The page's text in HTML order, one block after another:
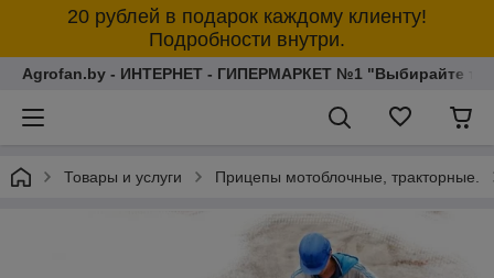
20 рублей в подарок каждому клиенту!
Подробности внутри.
Agrofan.by - ИНТЕРНЕТ - ГИПЕРМАРКЕТ №1 "Выбирайте
Товары и услуги Прицепы мотоблочные, тракторные.